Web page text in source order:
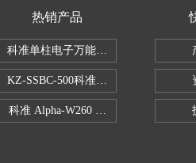
热销产品
科准单柱电子万能拉力机KZ-SSBC-500
KZ-SSBC-500科准单柱电子万能试验
科准 Alpha-W260 半导体全自动推拉